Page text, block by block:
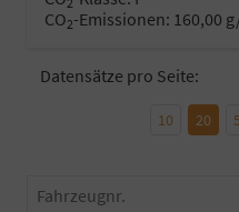
CO2-Emissionen: 160,00
Datensätze pro Seite:
10 20
Fahrzeugnr.